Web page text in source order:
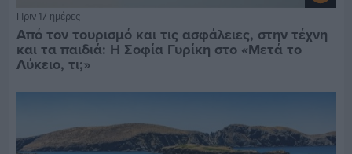
Πριν 17 ημέρες
Από τον τουρισμό και τις ασφάλειες, στην τέχνη
και τα παιδιά: Η Σοφία Γυρίκη στο «Μετά το
Λύκειο, τι;»